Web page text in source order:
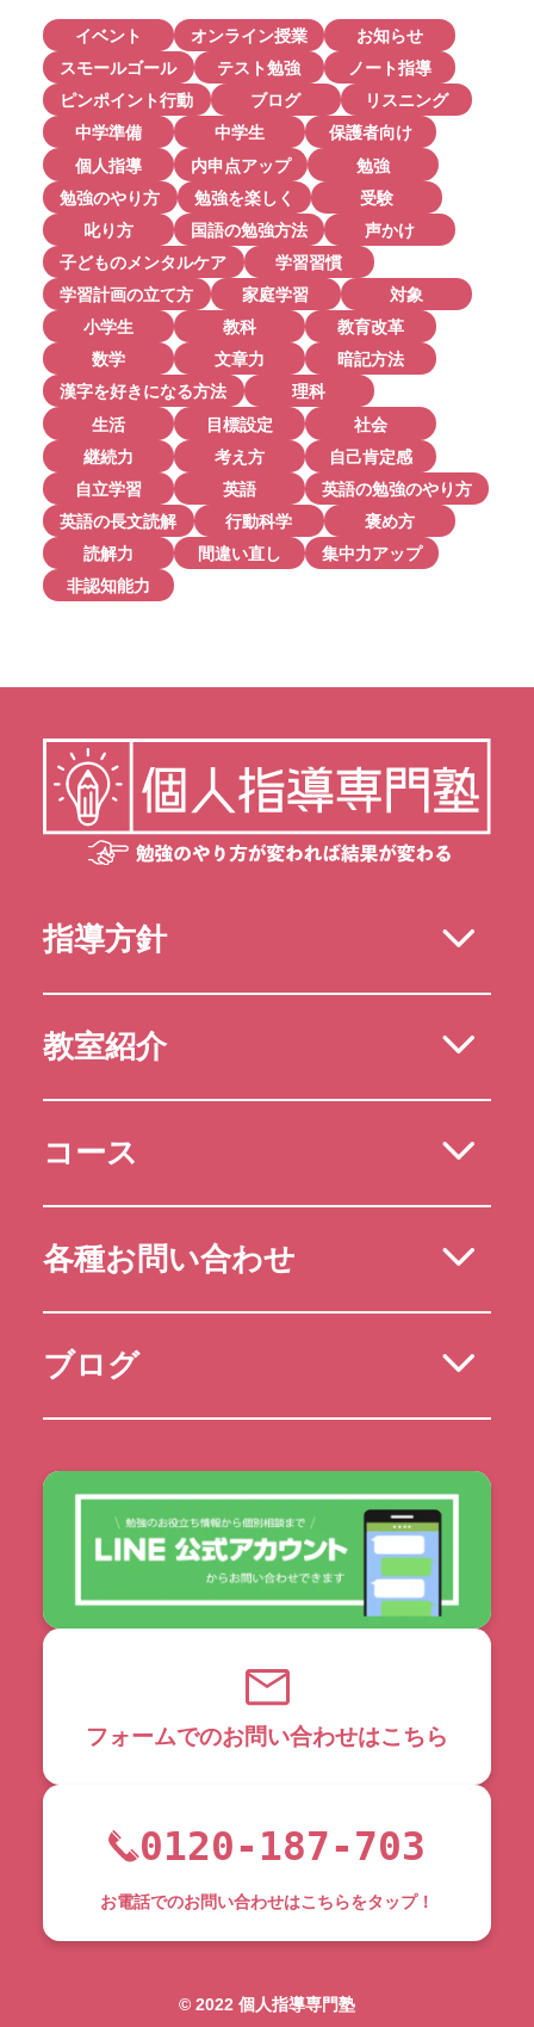
イベント オンライン授業
お知らせ
スモールゴール
テスト勉強
ノート指導
ピンポイント行動
ブログ
リスニング
中学準備
中学生
保護者向け
個人指導
内申点アップ
勉強
勉強のやり方
勉強を楽しく
受験
叱り方
国語の勉強方法
声かけ
子どものメンタルケア
学習習慣
学習計画の立て方
家庭学習
対象
小学生
教科
教育改革
数学
文章力
暗記方法
漢字を好きになる方法
理科
生活
目標設定
社会
継続力
考え方
自己肯定感
自立学習
英語
英語の勉強のやり方
英語の長文読解
行動科学
褒め方
読解力
間違い直し
集中力アップ
非認知能力
指導方針
教室紹介
コース
各種お問い合わせ
ブログ
フォームでのお問い合わせはこちら
0120-187-703
お電話でのお問い合わせはこちらをタップ！
©︎ 2022 個人指導専門塾